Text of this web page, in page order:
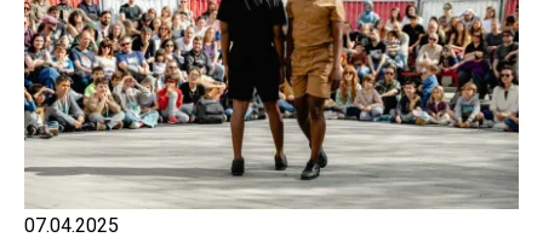
07.04.2025